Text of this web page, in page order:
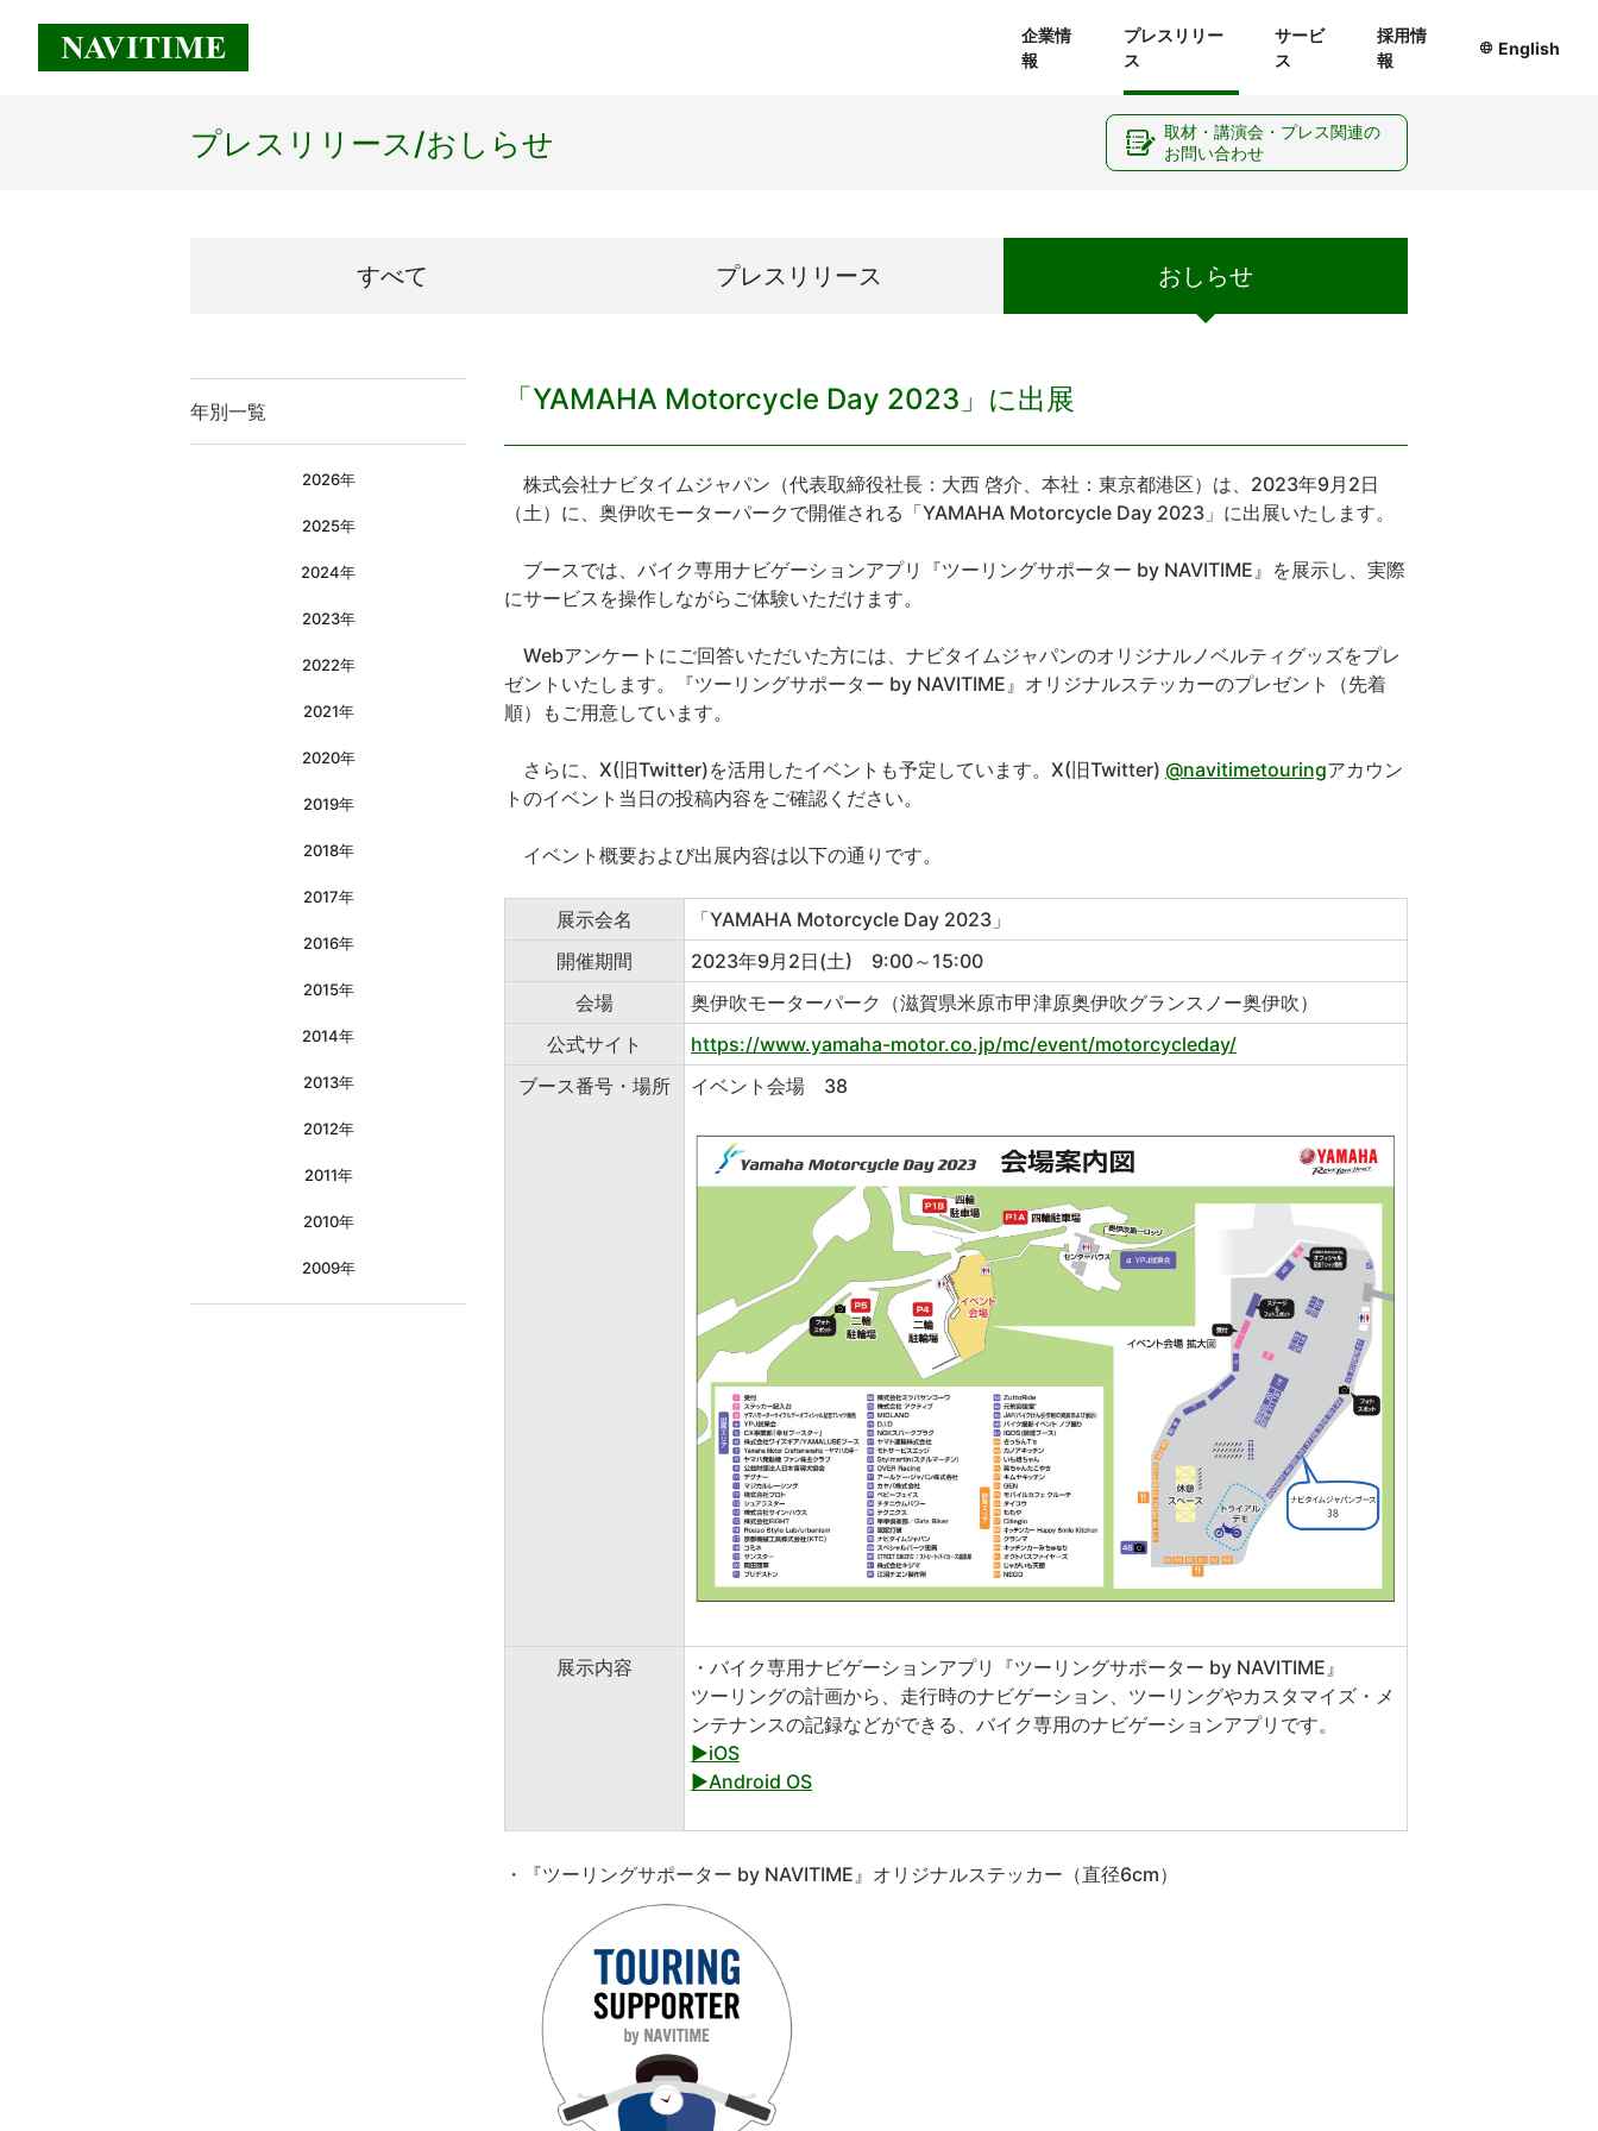
企業情
報
経営理念
プレスリリー
ス
サービ
ス
採用情
報
English
プレスリリース/おしらせ
すべて プレス リリース おしらせ
年別一覧
2026年
2025年
2024年
2023年
2022年
2021年
2020年
2019年
2018年
2017年
2016年
2015年
2014年
2013年
2012年
2011年
2010年
2009年
「YAMAHA Motorcycle Day 2023」に出展
株式会社ナビタイムジャパン（代表取締役社長：大西 啓介、本社：東京都港区）は、2023年9月2日
（土）に、奥伊吹モーターパークで開催される「YAMAHA Motorcycle Day 2023」に出展いたします。
ブースでは、バイク専用ナビゲーションアプリ『ツーリングサポーター by NAVITIME』を展示し、実際
にサービスを操作しながらご体験いただけます。
Webアンケートにご回答いただいた方には、ナビタイムジャパンのオリジナルノベルティグッズをプレ
ゼントいたします。『ツーリングサポーター by NAVITIME』オリジナルステッカーのプレゼント（先着
順）もご用意しています。
さらに、X(旧Twitter)を活用したイベントも予定しています。X(旧Twitter) @navitimetouringアカウン
トのイベント当日の投稿内容をご確認ください。
イベント概要および出展内容は以下の通りです。
展示会名
「YAMAHA Motorcycle Day 2023」
開催期間
2023年9月2日(土) 9:00～15:00
会場
奥伊吹モーターパーク（滋賀県米原市甲津原奥伊吹グランスノー奥伊吹）
公式サイト
https://www.yamaha-motor.co.jp/mc/event/motorcycleday/
ブース番号・場所
イベント会場 38
展示内容
・バイク専用ナビゲーションアプリ『ツーリングサポーター by NAVITIME』
ツーリングの計画から、走行時のナビゲーション、ツーリングやカスタマイズ・メ
ンテナンスの記録などができる、バイク専用のナビゲーションアプリです。
▶iOS
▶Android OS
・『ツーリングサポーター by NAVITIME』オリジナルステッカー（直径6cm）
取材・講演会・プレス関連の
お問い合わせ